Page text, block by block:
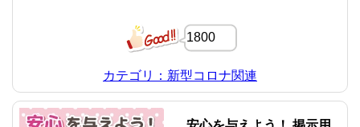
1800
カテゴリ：新型コロナ関連